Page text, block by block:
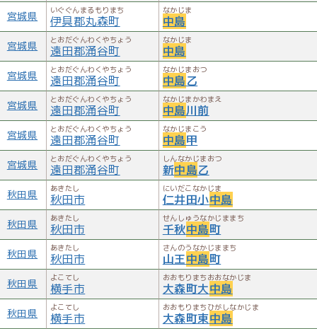
宮城県 いぐぐんまるもりまち
伊具郡丸森町
なかじま
中島
宮城県 とおだぐんわくやちょう
遠田郡涌谷町
なかじま
中島
宮城県 とおだぐんわくやちょう
遠田郡涌谷町
なかじまおつ
中島乙
宮城県 とおだぐんわくやちょう
遠田郡涌谷町
なかじまかわまえ
中島川前
宮城県 とおだぐんわくやちょう
遠田郡涌谷町
なかじまこう
中島甲
宮城県 とおだぐんわくやちょう
遠田郡涌谷町
しんなかじまおつ
新中島乙
秋田県 あきたし
秋田市
にいだこなかじま
仁井田小中島
秋田県 あきたし
秋田市
せんしゅうなかじままち
千秋中島町
秋田県 あきたし
秋田市
さんのうなかじままち
山王中島町
秋田県 よこてし
横手市
おおもりまちおおなかじま
大森町大中島
秋田県 よこてし
横手市
おおもりまちひがしなかじま
大森町東中島